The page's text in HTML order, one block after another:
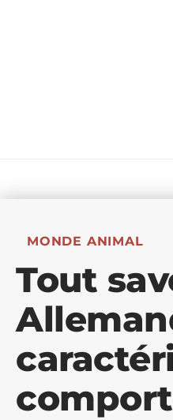
MONDE ANIMAL
Tout